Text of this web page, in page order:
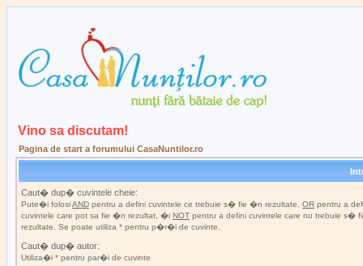
Vino sa discutam!
Pagina de start a forumului CasaNuntilor.ro
Caut� dup� cuvintele cheie:
Pute�i folosiAND pentru a defini cuvintele ce trebuie s� fie �n rezultate, OR pentru a
cuvintele care pot sa fie �n rezultat, �i NOT pentru a defini cuvintele care nu trebuie s�
rezultate. Se poate utiliza * pentru p�r�i de cuvinte.
Caut� dup� autor:
Utiliza�i * pentru par�i de cuvinte